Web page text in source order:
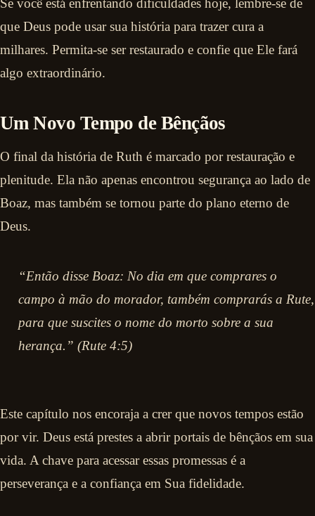
Se você está enfrentando dificuldades hoje, lembre-se de
que Deus pode usar sua história para trazer cura a
milhares. Permita-se ser restaurado e confie que Ele fará
algo extraordinário.
Um Novo Tempo de Bênçãos
O final da história de Ruth é marcado por restauração e
plenitude. Ela não apenas encontrou segurança ao lado de
Boaz, mas também se tornou parte do plano eterno de
Deus.
“Então disse Boaz: No dia em que comprares o
campo à mão do morador, também comprarás a Rute,
para que suscites o nome do morto sobre a sua
herança.” (Rute 4:5)
Este capítulo nos encoraja a crer que novos tempos estão
por vir. Deus está prestes a abrir portais de bênçãos em sua
vida. A chave para acessar essas promessas é a
perseverança e a confiança em Sua fidelidade.